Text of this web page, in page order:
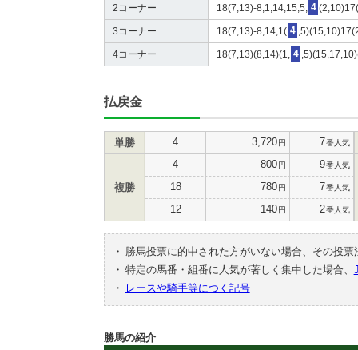
2コーナー 18(7,13)-8,1,14,15,5, 4
3コーナー 18(7,13)-8,14,1( 4
4コーナー 18(7,13)(8,14)(1, 4
払戻金
単勝 4 3,720円 7番人気
複勝
4 800円 9番人気
18 780円 7番人気
12 140円 2番人気
・
勝馬投票に的中された方がいない場合、その投
・ 特定の馬番・組番に人気が著しく集中した場合、
・
レースや騎手等につく記号
勝馬の紹介